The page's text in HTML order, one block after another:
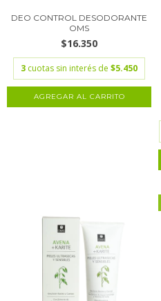
DEO CONTROL DESODORANTE
OMS
$16.350
3 cuotas sin interés de $5.450